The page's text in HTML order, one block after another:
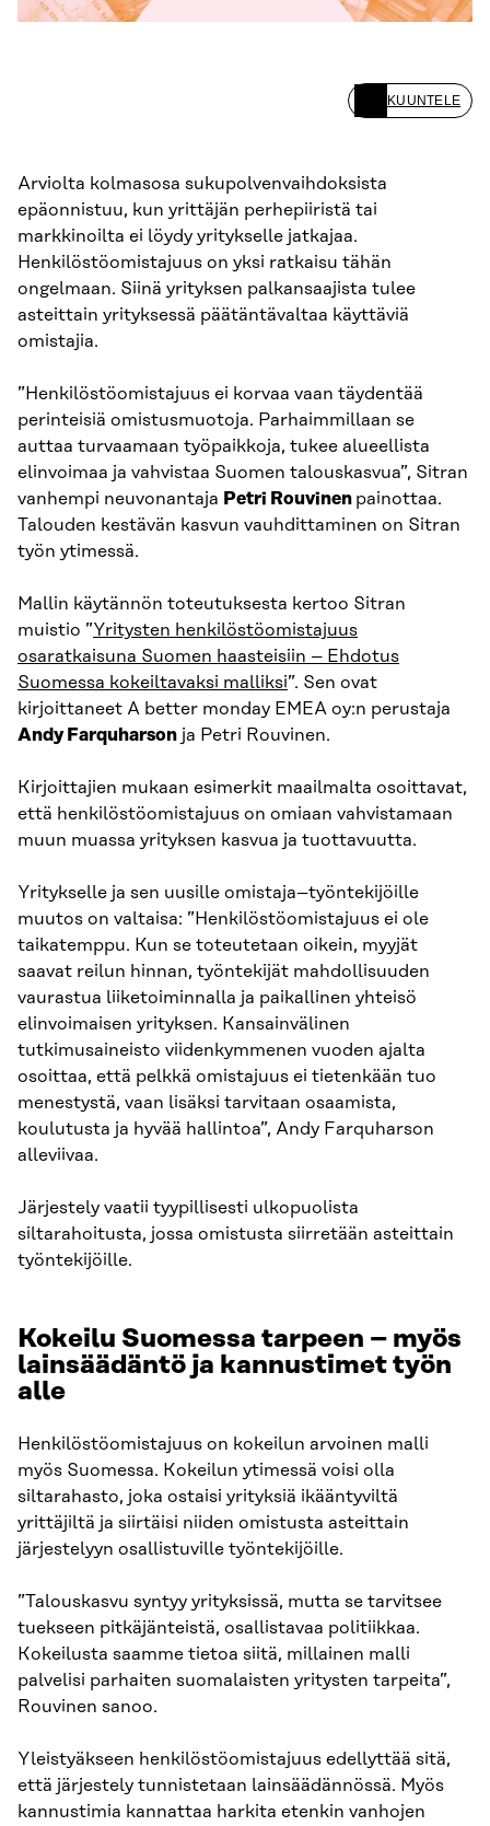
KUUNTELE
Arviolta kolmasosa sukupolvenvaihdoksista
epäonnistuu, kun yrittäjän perhepiiristä tai
markkinoilta ei löydy yritykselle jatkajaa.
Henkilöstöomistajuus on yksi ratkaisu tähän
ongelmaan. Siinä yrityksen palkansaajista tulee
asteittain yrityksessä päätäntävaltaa käyttäviä
omistajia.
”Henkilöstöomistajuus ei korvaa vaan täydentää
perinteisiä omistusmuotoja. Parhaimmillaan se
auttaa turvaamaan työpaikkoja, tukee alueellista
elinvoimaa ja vahvistaa Suomen talouskasvua”, Sitran
vanhempi neuvonantaja Petri Rouvinen painottaa.
Talouden kestävän kasvun vauhdittaminen on Sitran
työn ytimessä.
Mallin käytännön toteutuksesta kertoo Sitran
muistio ”Yritysten henkilöstöomistajuus
osaratkaisuna Suomen haasteisiin – Ehdotus
Suomessa kokeiltavaksi malliksi”. Sen ovat
kirjoittaneet A better monday EMEA oy:n perustaja
Andy Farquharson ja Petri Rouvinen.
Kirjoittajien mukaan esimerkit maailmalta osoittavat,
että henkilöstöomistajuus on omiaan vahvistamaan
muun muassa yrityksen kasvua ja tuottavuutta.
Yritykselle ja sen uusille omistaja–työntekijöille
muutos on valtaisa: ”Henkilöstöomistajuus ei ole
taikatemppu. Kun se toteutetaan oikein, myyjät
saavat reilun hinnan, työntekijät mahdollisuuden
vaurastua liiketoiminnalla ja paikallinen yhteisö
elinvoimaisen yrityksen. Kansainvälinen
tutkimusaineisto viidenkymmenen vuoden ajalta
osoittaa, että pelkkä omistajuus ei tietenkään tuo
menestystä, vaan lisäksi tarvitaan osaamista,
koulutusta ja hyvää hallintoa”, Andy Farquharson
alleviivaa.
Järjestely vaatii tyypillisesti ulkopuolista
siltarahoitusta, jossa omistusta siirretään asteittain
työntekijöille.
Kokeilu Suomessa tarpeen – myös
lainsäädäntö ja kannustimet työn
alle
Henkilöstöomistajuus on kokeilun arvoinen malli
myös Suomessa. Kokeilun ytimessä voisi olla
siltarahasto, joka ostaisi yrityksiä ikääntyviltä
yrittäjiltä ja siirtäisi niiden omistusta asteittain
järjestelyyn osallistuville työntekijöille.
”Talouskasvu syntyy yrityksissä, mutta se tarvitsee
tuekseen pitkäjänteistä, osallistavaa politiikkaa.
Kokeilusta saamme tietoa siitä, millainen malli
palvelisi parhaiten suomalaisten yritysten tarpeita”,
Rouvinen sanoo.
Yleistyäkseen henkilöstöomistajuus edellyttää sitä,
että järjestely tunnistetaan lainsäädännössä. Myös
kannustimia kannattaa harkita etenkin vanhojen